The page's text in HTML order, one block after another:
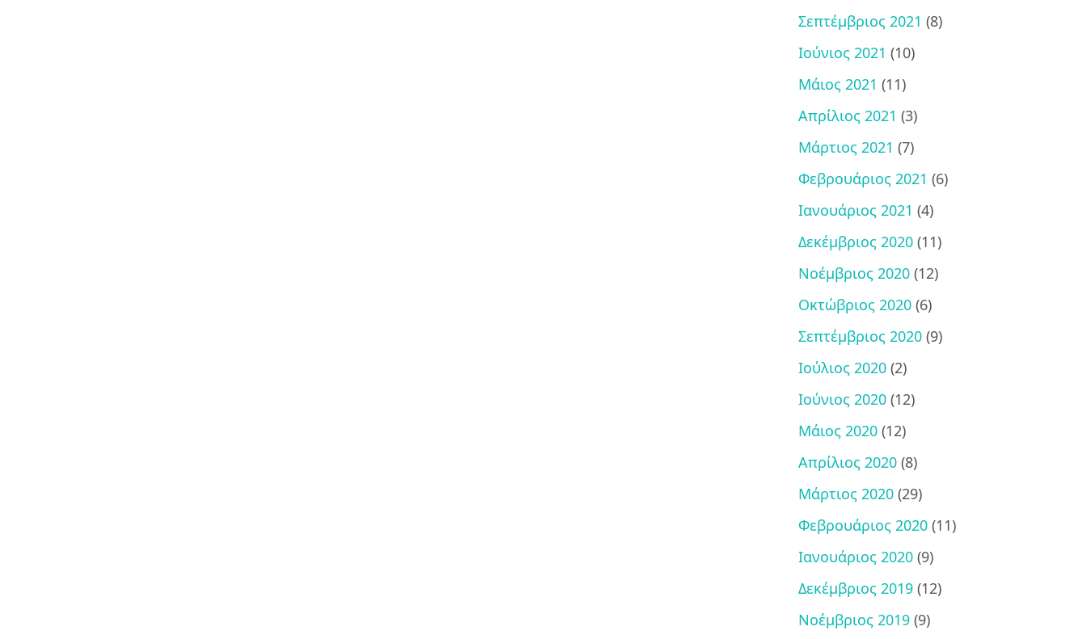
Σεπτέμβριος 2021 (8)
Ιούνιος 2021 (10)
Μάιος 2021 (11)
Απρίλιος 2021 (3)
Μάρτιος 2021 (7)
Φεβρουάριος 2021 (6)
Ιανουάριος 2021 (4)
Δεκέμβριος 2020 (11)
Νοέμβριος 2020 (12)
Οκτώβριος 2020 (6)
Σεπτέμβριος 2020 (9)
Ιούλιος 2020 (2)
Ιούνιος 2020 (12)
Μάιος 2020 (12)
Απρίλιος 2020 (8)
Μάρτιος 2020 (29)
Φεβρουάριος 2020 (11)
Ιανουάριος 2020 (9)
Δεκέμβριος 2019 (12)
Νοέμβριος 2019 (9)